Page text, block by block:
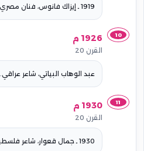
1919 ـ إيزاك فانوس، فنان مصري قبطي معاصر.
10 1926 م
القرن 20
عبد الوهاب البياتي، شاعر عراقي.
11 1930 م
القرن 20
1930 ـ جمال قعوار، شاعر فلسطيني.